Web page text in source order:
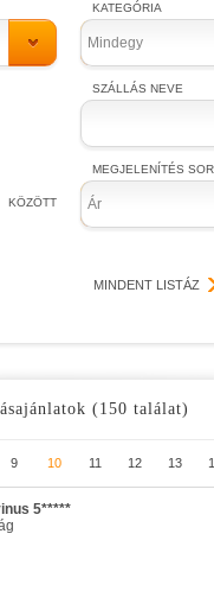
KÖZÖTT
KATEGÓRIA
Mindegy
SZÁLLÁS NEVE
MEGJELENÍTÉS
Ár
MINDENT LISTÁZ
(150 találat)
9 10 11 12 13
5*****